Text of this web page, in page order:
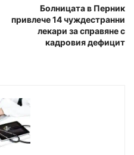
Болницата в Перник
привлече 14 чуждестранни
лекари за справяне с
кадровия дефицит